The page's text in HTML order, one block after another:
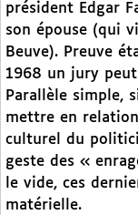
président Edgar
son épouse (qui
Beuve). Preuve
1968 un jury
Parallèle simple,
mettre en
culturel du
geste des «
le vide, ces
matérielle.